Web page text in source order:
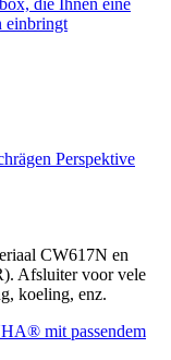
CW617N en
Afsluiter voor vele
koeling, enz.